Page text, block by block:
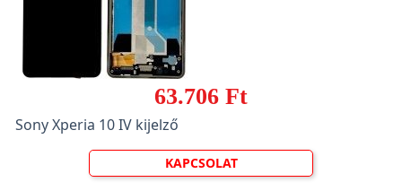
63.706 Ft
Sony Xperia 10 IV kijelző
KAPCSOLAT